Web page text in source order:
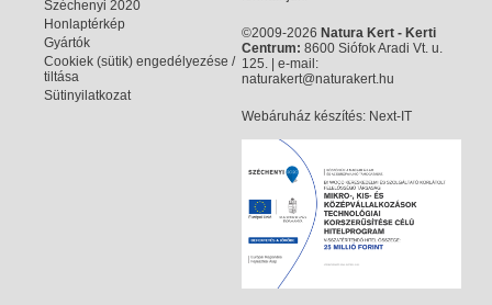
Széchenyi 2020
Honlaptérkép
Gyártók
Cookiek (sütik) engedélyezése /
tiltása
Sütinyilatkozat
©2009-2026 Natura Kert - Kerti
Centrum: 8600 Siófok Aradi Vt. u.
125. | e-mail:
naturakert@naturakert.hu
Webáruház készítés: Next-IT